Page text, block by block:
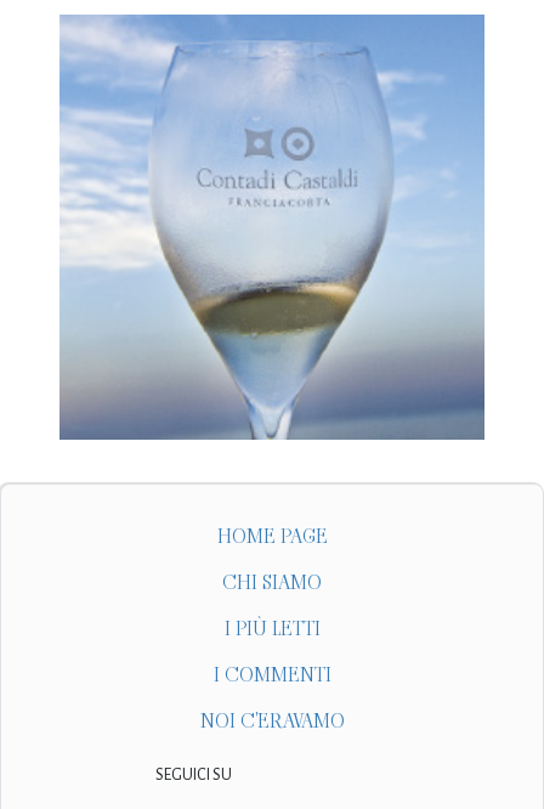
HOME PAGE
CHI SIAMO
I PIÙ LETTI
I COMMENTI
NOI C'ERAVAMO
SEGUICI SU